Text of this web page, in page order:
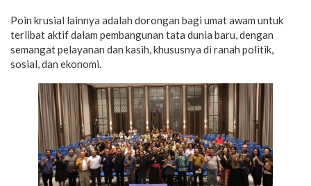
Poin krusial lainnya adalah dorongan bagi umat awam untuk
terlibat aktif dalam pembangunan tata dunia baru, dengan
semangat pelayanan dan kasih, khususnya di ranah politik,
sosial, dan ekonomi.